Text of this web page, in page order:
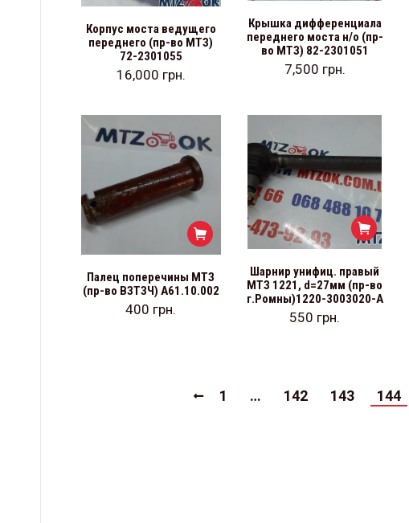
Корпус моста ведущего
переднего (пр-во МТЗ)
72-2301055
16,000 грн.
Крышка дифференциала
переднего моста н/о (пр-
во МТЗ) 82-2301051
7,500 грн.
Палец поперечины МТЗ
(пр-во ВЗТЗЧ) А61.10.002
400 грн.
Шарнир унифиц. правый
МТЗ 1221, d=27мм (пр-во
г.Ромны)1220-3003020-А
550 грн.
1 … 142 143 144